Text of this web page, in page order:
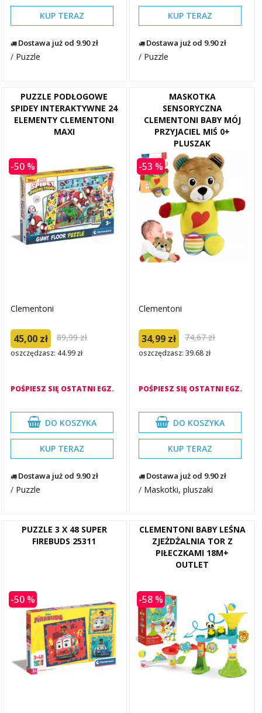
KUP TERAZ
Dostawa już od 9.90 zł
/ Puzzle
KUP TERAZ
Dostawa już od 9.90 zł
/ Puzzle
PUZZLE PODŁOGOWE
SPIDEY INTERAKTYWNE 24
ELEMENTY CLEMENTONI
MAXI
-50 %
Clementoni
45,00 zł 89,99 zł
oszczędzasz: 44.99 zł
POŚPIESZ SIĘ OSTATNI EGZ.
DO KOSZYKA
KUP TERAZ
Dostawa już od 9.90 zł
/ Puzzle
MASKOTKA
SENSORYCZNA
CLEMENTONI BABY MÓJ
PRZYJACIEL MIŚ 0+
PLUSZAK
-53 %
Clementoni
34,99 zł 74,67 zł
oszczędzasz: 39.68 zł
POŚPIESZ SIĘ OSTATNI EGZ.
DO KOSZYKA
KUP TERAZ
Dostawa już od 9.90 zł
/ Maskotki, pluszaki
PUZZLE 3 X 48 SUPER
FIREBUDS 25311
-50 %
CLEMENTONI BABY LEŚNA
ZJEŻDŻALNIA TOR Z
PIŁECZKAMI 18M+
OUTLET
-58 %